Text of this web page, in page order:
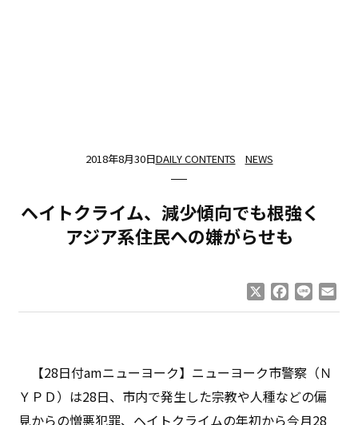
2018年8月30日DAILY CONTENTS NEWS
ヘイトクライム、減少傾向でも根強く
アジア系住民への嫌がらせも
Facebook
Line
【28日付amニューヨーク】ニューヨーク市警察（Ｎ
ＹＰＤ）は28日、市内で発生した宗教や人種などの偏
見からの憎悪犯罪、ヘイトクライムの年初から今月28